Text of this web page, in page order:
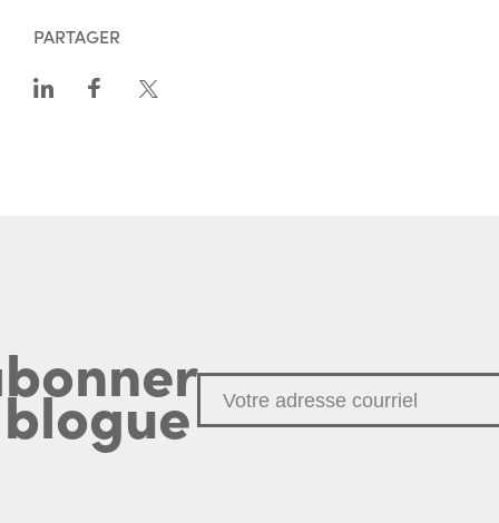
PARTAGER